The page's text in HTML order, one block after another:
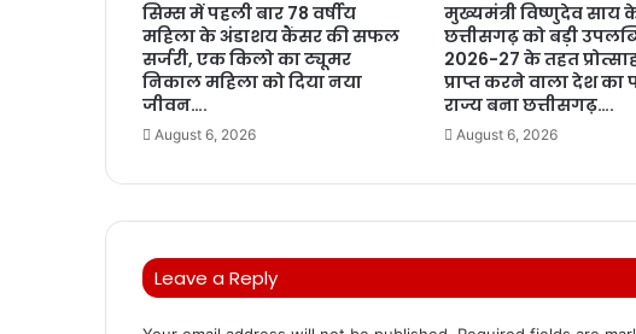
सिम्स में पहली बार 78 वर्षीय
महिला के अंडाशय कैंसर की सफल
सर्जरी, एक किलो का ट्यूमर
निकाल महिला को दिया नया
जीवन….
August 6, 2026
मुख्यमंत्री विष्णुदेव साय
छत्तीसगढ़ को बड़ी
2026-27 के तहत
प्राप्त करने वाला देश का
राज्य बना छत्तीसगढ़….
August 6, 2026
Leave a Reply